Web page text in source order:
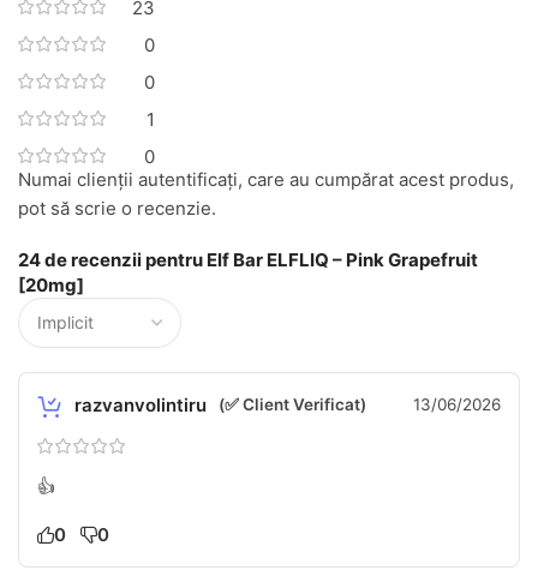
23
0
0
1
0
24 de recenzii pentru Elf Bar ELFLIQ – Pink Grapefruit
[20mg]
razvanvolintiru (✅ Client Verificat) 13/06/2026
👍
0 0
Numai clienții autentificați, care au cumpărat acest produs,
pot să scrie o recenzie.